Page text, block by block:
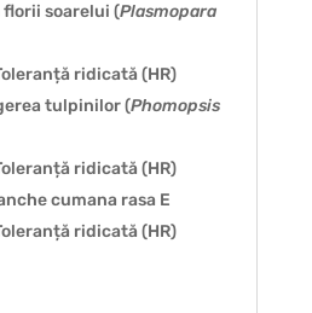
florii soarelui (Plasmopara
ridicată (HR)
tulpinilor (Phomopsis
ridicată (HR)
cumana rasa E
ridicată (HR)